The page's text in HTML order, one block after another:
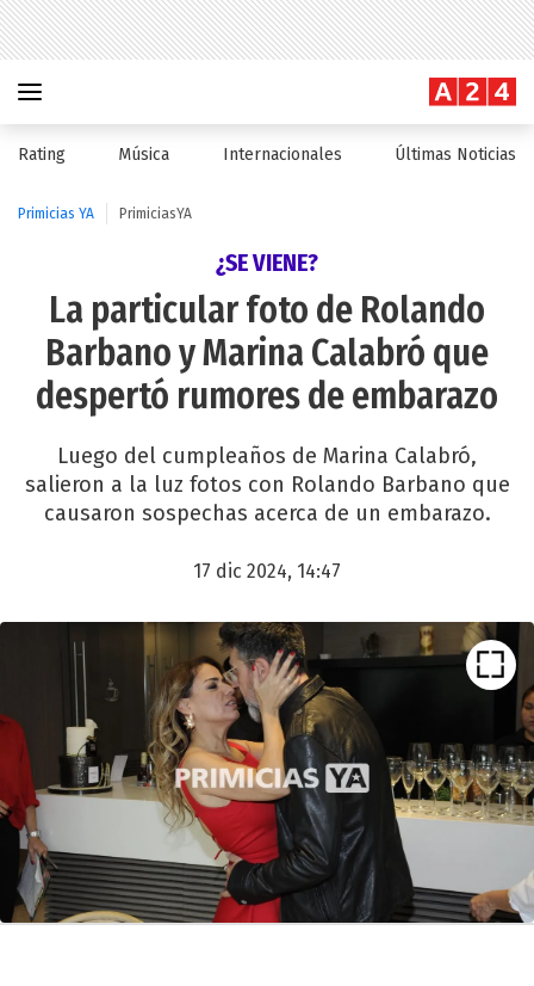
Rating Música Internacionales Últimas Noticias
Primicias YA PrimiciasYA
¿SE VIENE?
La particular foto de Rolando
Barbano y Marina Calabró que
despertó rumores de embarazo
Luego del cumpleaños de Marina Calabró,
salieron a la luz fotos con Rolando Barbano que
causaron sospechas acerca de un embarazo.
17 dic 2024, 14:47